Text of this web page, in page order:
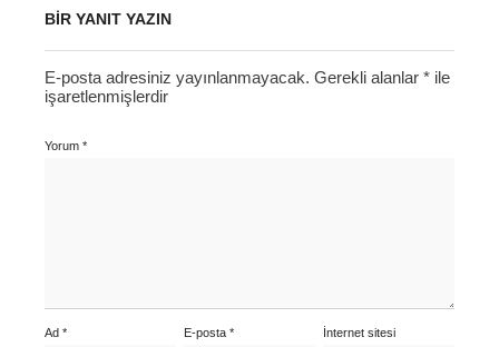
BIR YANIT YAZIN
E-posta adresiniz yayınlanmayacak. Gerekli alanlar * ile
işaretlenmişlerdir
Yorum *
Ad * E-posta* İnternet sitesi